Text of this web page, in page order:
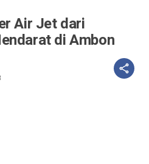
Air Jet dari
di Ambon